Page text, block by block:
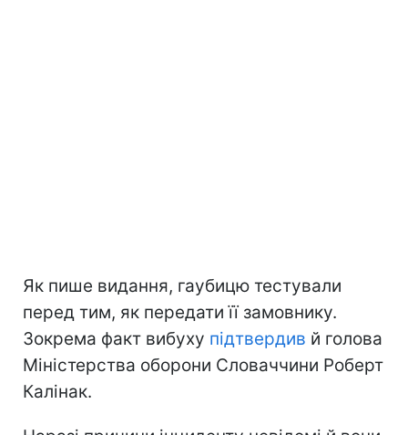
Як пише видання, гаубицю тестували
перед тим, як передати її замовнику.
Зокрема факт вибуху підтвердив й голова
Міністерства оборони Словаччини Роберт
Калінак.